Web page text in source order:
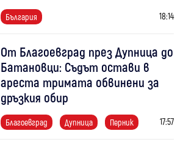
България 18:14
От Благоевград през Дупница до
Батановци: Съдът остави в
ареста тримата обвинени за
дръзкия обир
Благоевград Дупница Перник 17:57